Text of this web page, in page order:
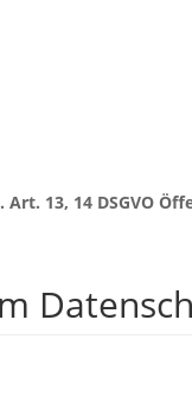
13, 14 DSGVO